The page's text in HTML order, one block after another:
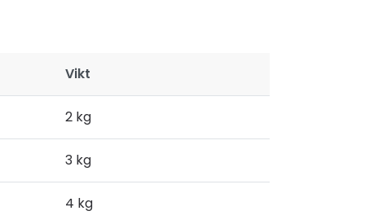
Vikt
2 kg
3 kg
4 kg